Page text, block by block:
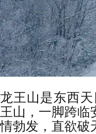
龙王山是东西
王山，一脚跨临
情勃发，直欲破